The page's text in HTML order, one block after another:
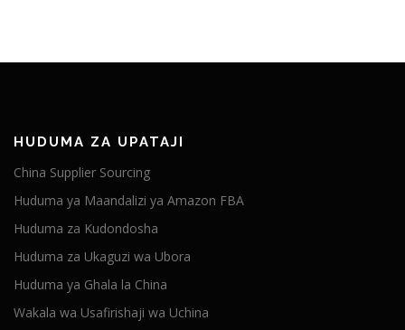
HUDUMA ZA UPATAJI
China Supplier Sourcing
Huduma ya Maandalizi ya Amazon FBA
Huduma za Kudondosha
Huduma za Ukaguzi wa Ubora
Huduma ya Ghala la China
Wakala wa Usafirishaji wa Uchina